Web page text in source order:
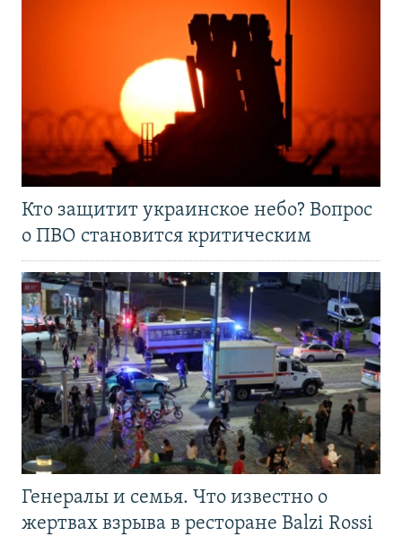
Кто защитит украинское небо? Вопрос
о ПВО становится критическим
Генералы и семья. Что известно о
жертвах взрыва в ресторане Balzi Rossi